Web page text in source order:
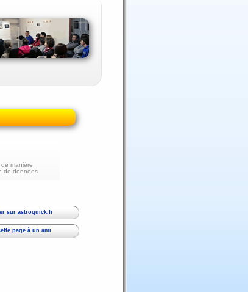
manière
de données
sur astroquick.fr
page à un ami